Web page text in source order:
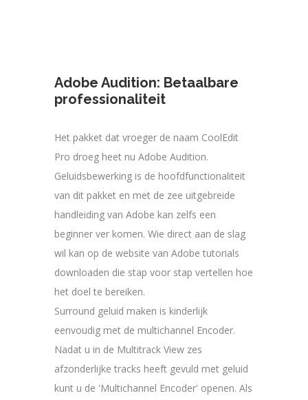
Adobe Audition: Betaalbare
professionaliteit
Het pakket dat vroeger de naam CoolEdit
Pro droeg heet nu Adobe Audition.
Geluidsbewerking is de hoofdfunctionaliteit
van dit pakket en met de zee uitgebreide
handleiding van Adobe kan zelfs een
beginner ver komen. Wie direct aan de slag
wil kan op de website van Adobe tutorials
downloaden die stap voor stap vertellen hoe
het doel te bereiken.
Surround geluid maken is kinderlijk
eenvoudig met de multichannel Encoder.
Nadat u in de Multitrack View zes
afzonderlijke tracks heeft gevuld met geluid
kunt u de 'Multichannel Encoder' openen. Als